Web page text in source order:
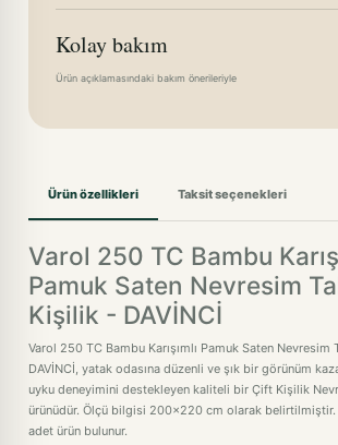
Kolay bakım
Ürün açıklamasındaki bakım önerileriyle
Ürün özellikleri Taksit seçenekleri
Varol 250 TC Bambu
Pamuk Saten Nevresim
Kişilik - DAVİNCİ
Varol 250 TC Bambu Karışımlı Pamuk Saten Nevresim
DAVİNCİ, yatak odasına düzenli ve şık bir görünüm
uyku deneyimini destekleyen kaliteli bir Çift Kişilik
ürünüdür. Ölçü bilgisi 200x220 cm olarak
adet ürün bulunur.